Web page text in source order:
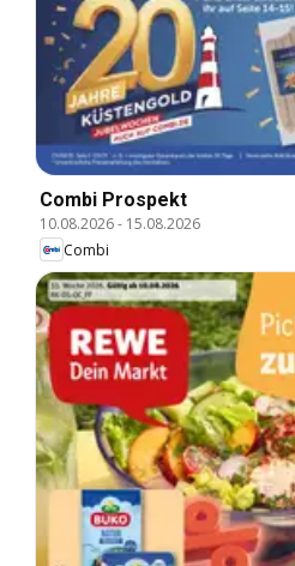
Combi Prospekt
10.08.2026- 15.08.2026
Combi